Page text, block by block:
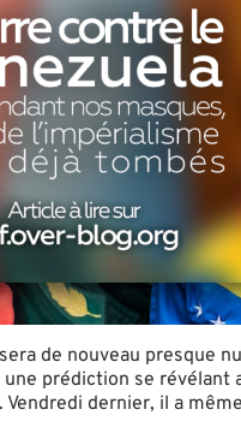
de nouveau presque
prédiction se
dernier, il a